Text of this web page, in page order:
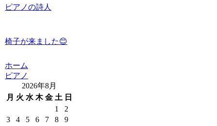
ピアノの詩人
椅子が来ました😊
ホーム
ピアノ
2026年8月
月 火 水 木 金 土 日
1
2
3
4 5 6 7 8 9